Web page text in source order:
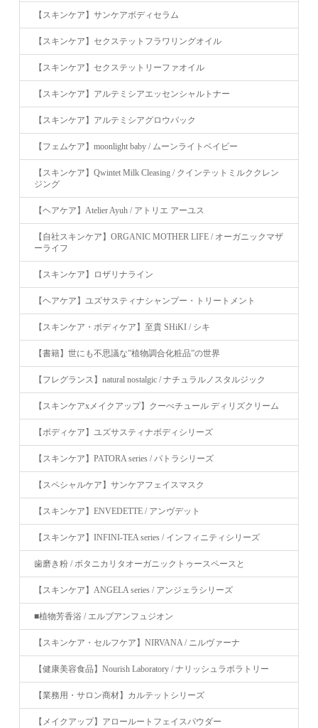
【スキンケア】サンケアボディセラム
【スキンケア】セクステットフラワリングオイル
【スキンケア】セクステットリーファオイル
【スキンケア】アルテミシアエッセンシャルトナー
【スキンケア】アルテミシアグロウパック
【フェムケア】moonlight baby / ムーンライトベイビー
【スキンケア】Qwintet Milk Cleasing / クインテットミルククレン
ジング
【ヘアケア】Atelier Ayuh / アトリエ アーユス
【自社スキンケア】ORGANIC MOTHER LIFE / オーガニックマザ
ーライフ
【スキンケア】ロザリナライン
【ヘアケア】ユズサスティナシャンプー・トリートメント
【スキンケア・ボディケア】至貴 SHiKI / シキ
【書籍】世にも不思議な”植物調合化粧品”の世界
【フレグランス】natural nostalgic / ナチュラルノスタルジック
【スキンケアxメイクアップ】クーべチュール ディリズクリーム
【ボディケア】ユズサスティナボディシリーズ
【スキンケア】PATORA series / パトラシリーズ
【スペシャルケア】サンケアフェイスマスク
【スキンケア】ENVEDETTE / アンヴデット
【スキンケア】INFINI-TEA series / インフィニティシリーズ
歯磨き粉 / ボタニカリタオーガニックトゥースペースと
【スキンケア】ANGELA series / アンジェラシリーズ
■植物芳香浴 / エルブアンフュジオン
【スキンケア・セルフケア】NIRVANA / ニルヴァーナ
【健康美容食品】Nourish Laboratory / ナリッシュラボラトリー
【業務用・サロン商材】カルテットシリーズ
【メイクアップ】アロールートフェイスパウダー